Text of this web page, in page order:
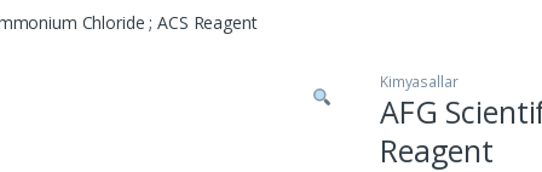
Chloride ; ACS Reagent
Kimyasallar
AFG
Reagent